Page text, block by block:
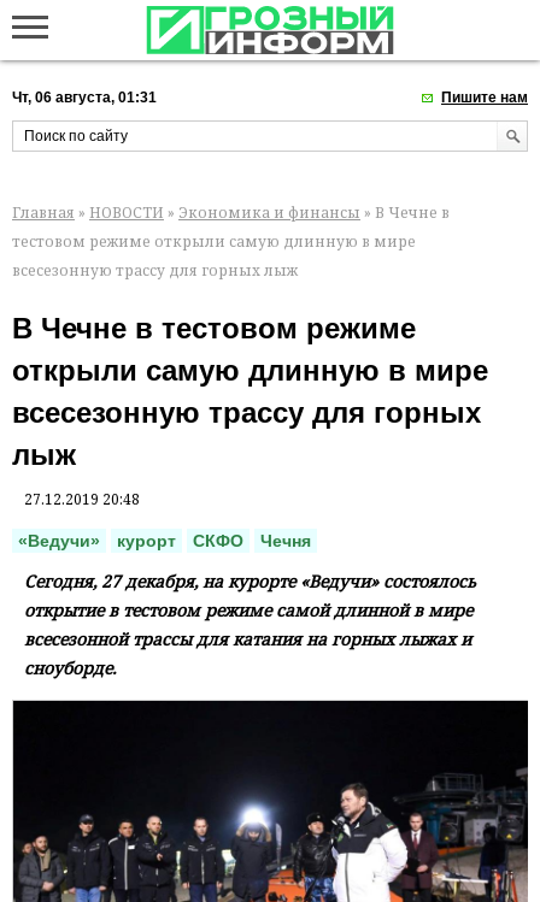
Чт, 06 августа, 01:31 Пишите нам
Главная » НОВОСТИ » Экономика и финансы » В Чечне в
тестовом режиме открыли самую длинную в мире
всесезонную трассу для горных лыж
В Чечне в тестовом режиме
открыли самую длинную в мире
всесезонную трассу для горных
лыж
27.12.2019 20:48
«Ведучи» курорт СКФО Чечня
Сегодня, 27 декабря, на курорте «Ведучи» состоялось
открытие в тестовом режиме самой длинной в мире
всесезонной трассы для катания на горных лыжах и
сноуборде.